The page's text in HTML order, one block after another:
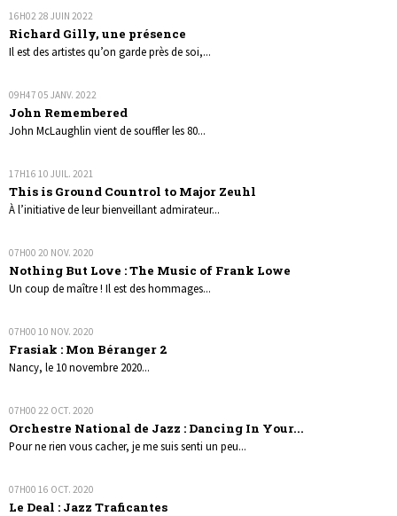
16H02 28 JUIN 2022
Richard Gilly, une présence
Il est des artistes qu’on garde près de soi,...
09H47 05 JANV. 2022
John Remembered
John McLaughlin vient de souffler les 80...
17H16 10 JUIL. 2021
This is Ground Countrol to Major Zeuhl
À l’initiative de leur bienveillant admirateur...
07H00 20 NOV. 2020
Nothing But Love : The Music of Frank Lowe
Un coup de maître ! Il est des hommages...
07H00 10 NOV. 2020
Frasiak : Mon Béranger 2
Nancy, le 10 novembre 2020...
07H00 22 OCT. 2020
Orchestre National de Jazz : Dancing In Your...
Pour ne rien vous cacher, je me suis senti un peu...
07H00 16 OCT. 2020
Le Deal : Jazz Traficantes